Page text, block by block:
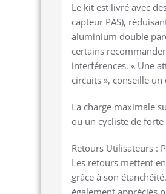
Le kit est livré avec
capteur PAS),
aluminium double
certains
interférences. « Une
circuits », conseille un
La charge maximale
ou un cycliste de
Retours Utilisateurs :
Les retours mettent
grâce à son
également appréciés